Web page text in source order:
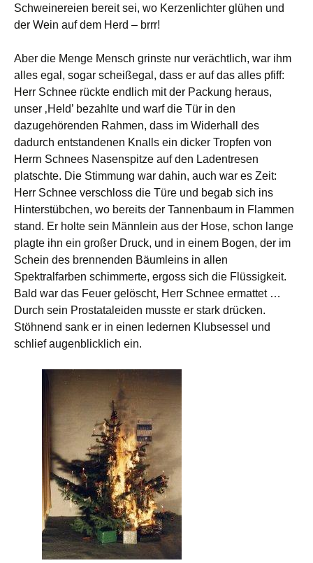
Schweinereien bereit sei, wo Kerzenlichter glühen und
der Wein auf dem Herd – brrr!
Aber die Menge Mensch grinste nur verächtlich, war ihm
alles egal, sogar scheißegal, dass er auf das alles pfiff:
Herr Schnee rückte endlich mit der Packung heraus,
unser ‚Held’ bezahlte und warf die Tür in den
dazugehörenden Rahmen, dass im Widerhall des
dadurch entstandenen Knalls ein dicker Tropfen von
Herrn Schnees Nasenspitze auf den Ladentresen
platschte. Die Stimmung war dahin, auch war es Zeit:
Herr Schnee verschloss die Türe und begab sich ins
Hinterstübchen, wo bereits der Tannenbaum in Flammen
stand. Er holte sein Männlein aus der Hose, schon lange
plagte ihn ein großer Druck, und in einem Bogen, der im
Schein des brennenden Bäumleins in allen
Spektralfarben schimmerte, ergoss sich die Flüssigkeit.
Bald war das Feuer gelöscht, Herr Schnee ermattet …
Durch sein Prostataleiden musste er stark drücken.
Stöhnend sank er in einen ledernen Klubsessel und
schlief augenblicklich ein.